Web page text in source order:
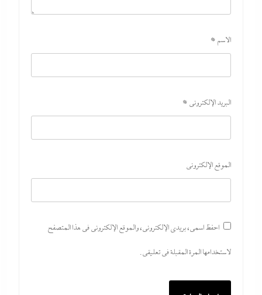
الاسم *
البريد الإلكتروني *
الموقع الإلكتروني
احفظ اسمي، بريدي الإلكتروني، والموقع الإلكتروني في هذا المتصفح
لاستخدامها المرة المقبلة في تعليقي.
اتهامات مخابراتية غربية: إيران تعرض “صفقة مضيق” على الصين وروسيا
لتوريطهما مباشرة في صراع هرمز بترقب أمريكي إسرائيلى
8 أغسطس، 2026
135 مليار جنيه